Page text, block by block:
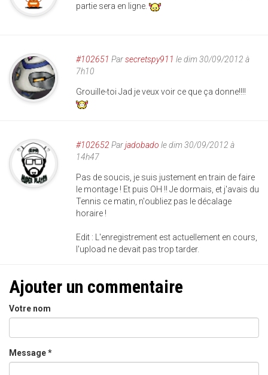
partie sera en ligne.
#102651 Parsecretspy911 le dim 30/09/2012 à
7h10
Grouille-toi Jad je veux voir ce que ça donne!!!!
#102652 Parjadobado le dim 30/09/2012 à
14h47
Pas de soucis, je suis justement en train de faire
le montage ! Et puis OH !! Je dormais, et j'avais du
Tennis ce matin, n'oubliez pas le décalage
horaire !
Edit : L'enregistrement est actuellement en cours,
l'upload ne devait pas trop tarder.
Ajouter un commentaire
Votre nom
Message*